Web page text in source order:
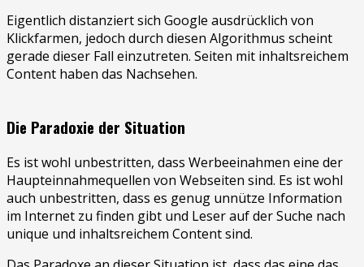
Eigentlich distanziert sich Google ausdrücklich von
Klickfarmen, jedoch durch diesen Algorithmus scheint
gerade dieser Fall einzutreten. Seiten mit inhaltsreichem
Content haben das Nachsehen.
Die Paradoxie der Situation
Es ist wohl unbestritten, dass Werbeeinahmen eine der
Haupteinnahmequellen von Webseiten sind. Es ist wohl
auch unbestritten, dass es genug unnütze Information
im Internet zu finden gibt und Leser auf der Suche nach
unique und inhaltsreichem Content sind.